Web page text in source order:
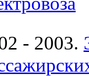
- 2003.